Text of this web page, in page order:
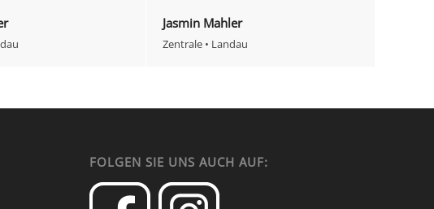
Jasmin Mahler
Zentrale • Landau
FOLGEN SIE UNS AUCH AUF: